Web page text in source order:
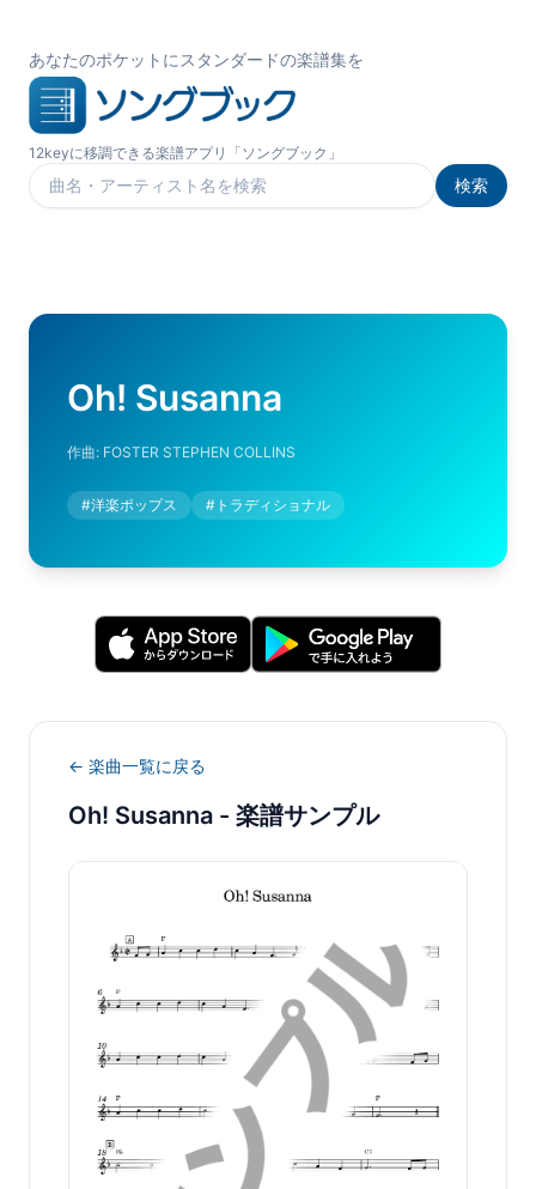
あなたのポケットにスタンダードの楽譜集を
12keyに移調できる楽譜アプリ「ソングブック」
楽曲を検索
検索
Oh! Susanna
作曲: FOSTER STEPHEN COLLINS
#洋楽ポップス # トラディショナル
← 楽曲一覧に戻る
Oh! Susanna - 楽譜サンプル